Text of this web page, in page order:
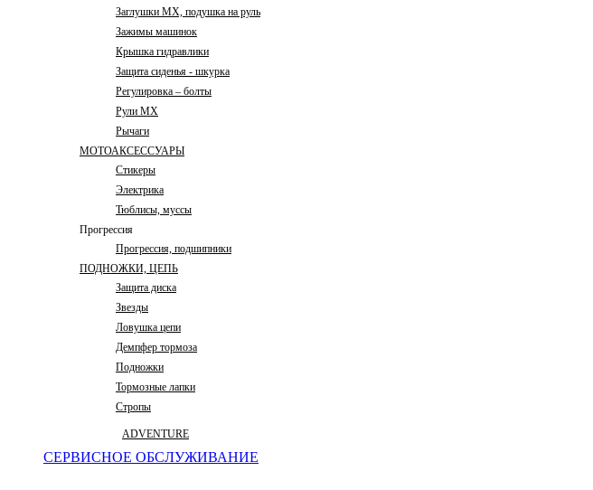
Заглушки MX, подушка на руль
Зажимы машинок
Крышка гидравлики
Защита сиденья - шкурка
Регулировка – болты
Рули MX
Рычаги
МОТОАКСЕССУАРЫ
Стикеры
Электрика
Тюблисы, муссы
Прогрессия
Прогрессия, подшипники
ПОДНОЖКИ, ЦЕПЬ
Защита диска
Звезды
Ловушка цепи
Демпфер тормоза
Подножки
Тормозные лапки
Стропы
ADVENTURE
СЕРВИСНОЕ ОБСЛУЖИВАНИЕ